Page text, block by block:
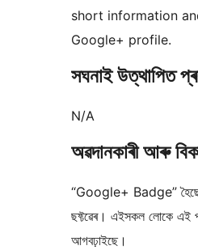
short information
Google+ profile.
সঘনাই উত্থাপিত
N/A
অৱদানকাৰী আৰু
“Google+ Badge”
ছফ্টৱেৰ। এইসকল লোকে এই
আগবঢ়াইছে।